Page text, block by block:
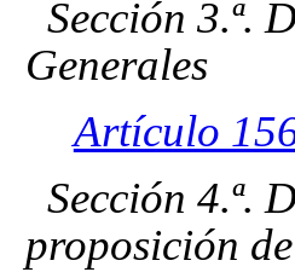
Sección 3.ª.
Generales
Artículo
Sección 4.ª.
proposición